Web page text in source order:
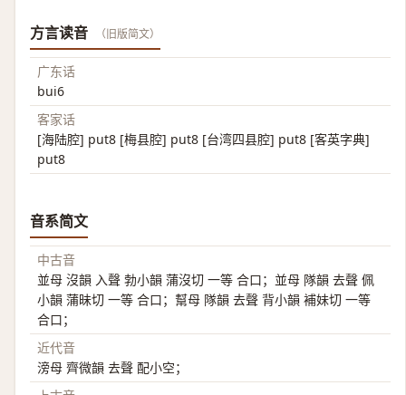
方言读音 （旧版简文）
广东话
bui6
客家话
[海陆腔] put8 [梅县腔] put8 [台湾四县腔] put8 [客英字典]
put8
音系简文
中古音
並母 沒韻 入聲 勃小韻 蒲沒切 一等 合口；並母 隊韻 去聲 佩
小韻 蒲昧切 一等 合口；幫母 隊韻 去聲 背小韻 補妹切 一等
合口；
近代音
滂母 齊微韻 去聲 配小空；